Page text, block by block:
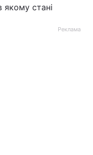
якому стані
Реклама